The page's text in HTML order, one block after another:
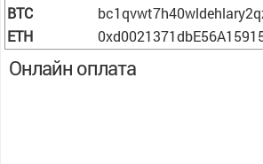
BTC
ETH
Онлайн оплата